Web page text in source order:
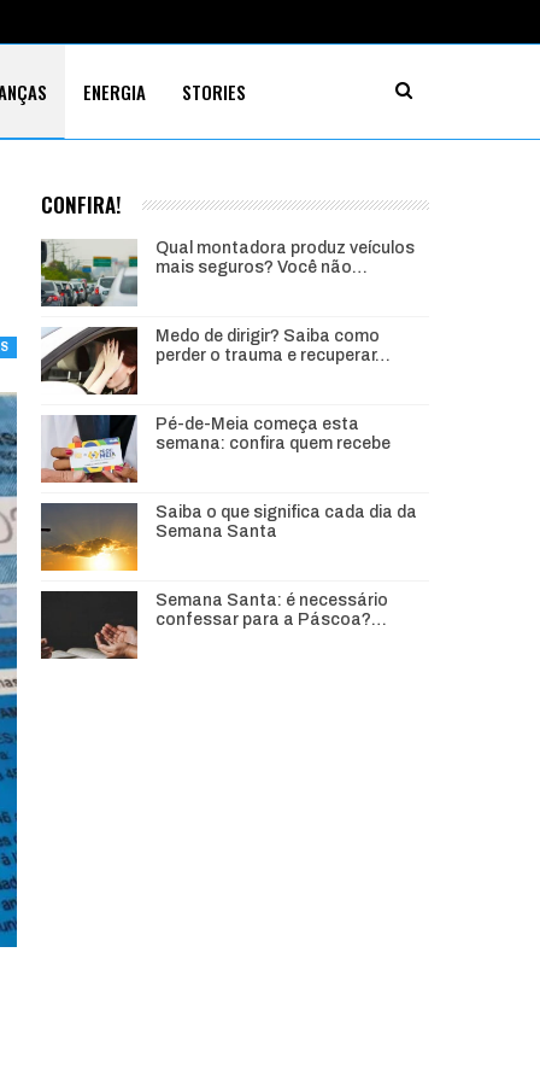
ENERGIA STORIES
CONFIRA!
Qual montadora produz veículos
mais seguros? Você não…
Medo de dirigir? Saiba como
perder o trauma e recuperar…
Pé-de-Meia começa esta
semana: confira quem recebe
Saiba o que significa cada dia da
Semana Santa
Semana Santa: é necessário
confessar para a Páscoa?…